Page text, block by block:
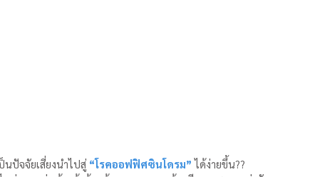
เป็นปัจจัยเสี่ยงนำไปสู่
“โรคออฟฟิศซินโดรม” ได้ง่ายขึ้น??